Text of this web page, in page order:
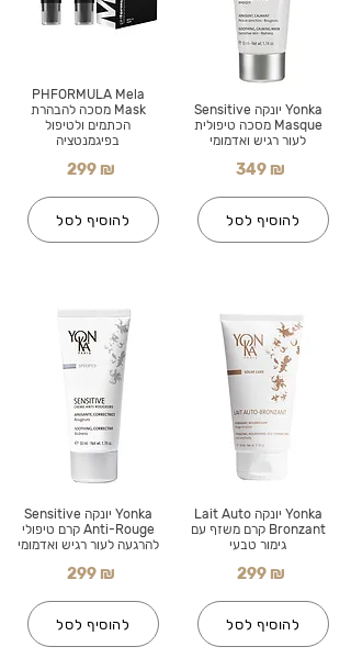
PHFORMULA Mela
Mask מסכה להבהרת
הכתמים ולטיפול
בפיגמנטציה
299 ₪
להוסיף לסל
Yonka יונקה Sensitive
Anti-Rouge קרם טיפולי
להרגעה לעור רגיש ואדמומי
299 ₪
להוסיף לסל
Yonka יונקה Sensitive
Masque מסכה טיפולית
לעור רגיש ואדמומי
349 ₪
להוסיף לסל
Yonka יונקה Lait Auto
Bronzant קרם משזף עם
גימור טבעי
299 ₪
להוסיף לסל